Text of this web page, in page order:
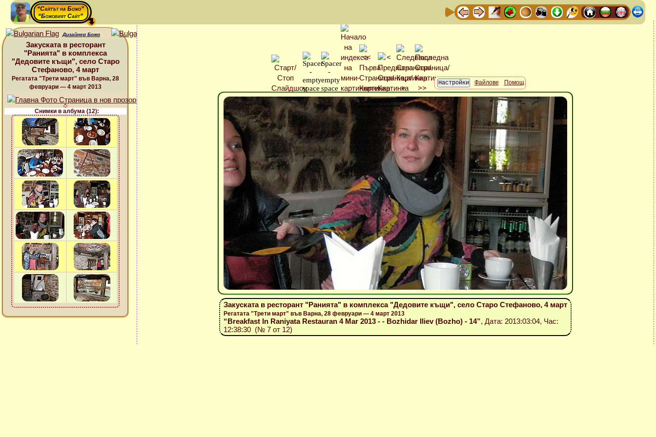
“Сайтът на Божо”
“Божовият Сайт”
Дизайнер Божо
Закуската в ресторант
"Ранията" в комплекса
"Дедовите къщи", село Старо
Стефаново, 4 март
Регатата "Трети март" във Варна, 28
февруари — 4 март 2013
Снимки в албума (12):
Файлове Помощ
Закуската в ресторант "Ранията" в комплекса "Дедовите къщи", село Старо Стефаново, 4 март
Регатата "Трети март" във Варна, 28 февруари — 4 март 2013
“Breakfast In Raniyata Restauran 4 Mar 2013 - - Bozhidar Iliev (Bozho) - 14”, Дата: 2013:03:04, Час:
12:38:30 (№ 7 от 12)